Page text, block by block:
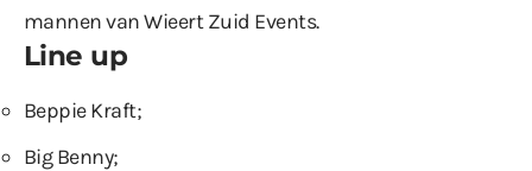
mannen van Wieert Zuid Events.
Line up
Beppie Kraft;
Big Benny;